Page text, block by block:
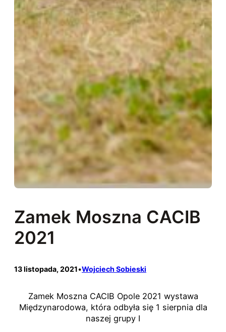
Zamek Moszna CACIB
2021
13 listopada, 2021•Wojciech Sobieski
Zamek Moszna CACIB Opole 2021 wystawa
Międzynarodowa, która odbyła się 1 sierpnia dla
naszej grupy I